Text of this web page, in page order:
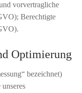
vorvertragliche
Berechtigte
Optimierung
bezeichnet)